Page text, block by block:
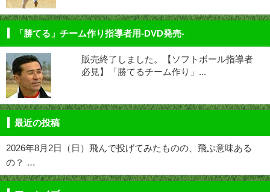
「勝てる」チーム作り指導者用-DVD発売-
販売終了しました。【ソフトボール指導者
必見】「勝てるチーム作り」...
最近の投稿
2026年8月2日（日）飛んで投げてみたものの、飛ぶ意味ある
の？ …